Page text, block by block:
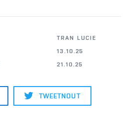
TRAN LUCIE
13.10.25
21.10.25
TWEETNOUT